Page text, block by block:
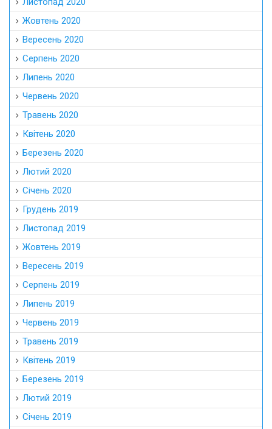
Жовтень 2020
Вересень 2020
Серпень 2020
Липень 2020
Червень 2020
Травень 2020
Квітень 2020
Березень 2020
Лютий 2020
Січень 2020
Грудень 2019
Листопад 2019
Жовтень 2019
Вересень 2019
Серпень 2019
Липень 2019
Червень 2019
Травень 2019
Квітень 2019
Березень 2019
Лютий 2019
Січень 2019